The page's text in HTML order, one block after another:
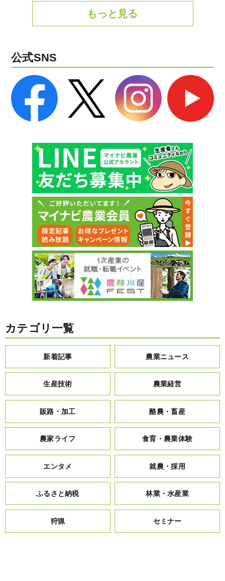
もっと見る
公式SNS
カテゴリ一覧
新着記事 農業ニュース
生産技術 農業経営
販路・加工 酪農・畜産
農家ライフ 食育・農業体験
エンタメ 就農・採用
ふるさと納税 林業・水産業
狩猟 セミナー